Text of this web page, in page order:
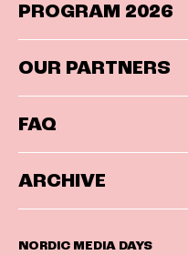
PROGRAM 2026
OUR PARTNERS
FAQ
ARCHIVE
NORDIC MEDIA DAYS